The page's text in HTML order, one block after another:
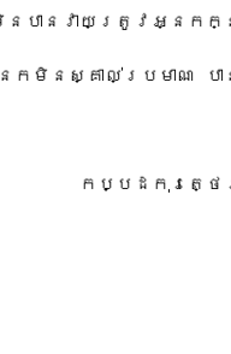
បាន​វាយ​ត្រូវ​អ្នក​ក្
ក​មិន​ស្គាល់ប្រមាណ​ ​បា
ក​ប្ប​ដកុ​រត្ថេ